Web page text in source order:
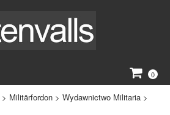
0
> Militärfordon > Wydawnictwo Militaria >